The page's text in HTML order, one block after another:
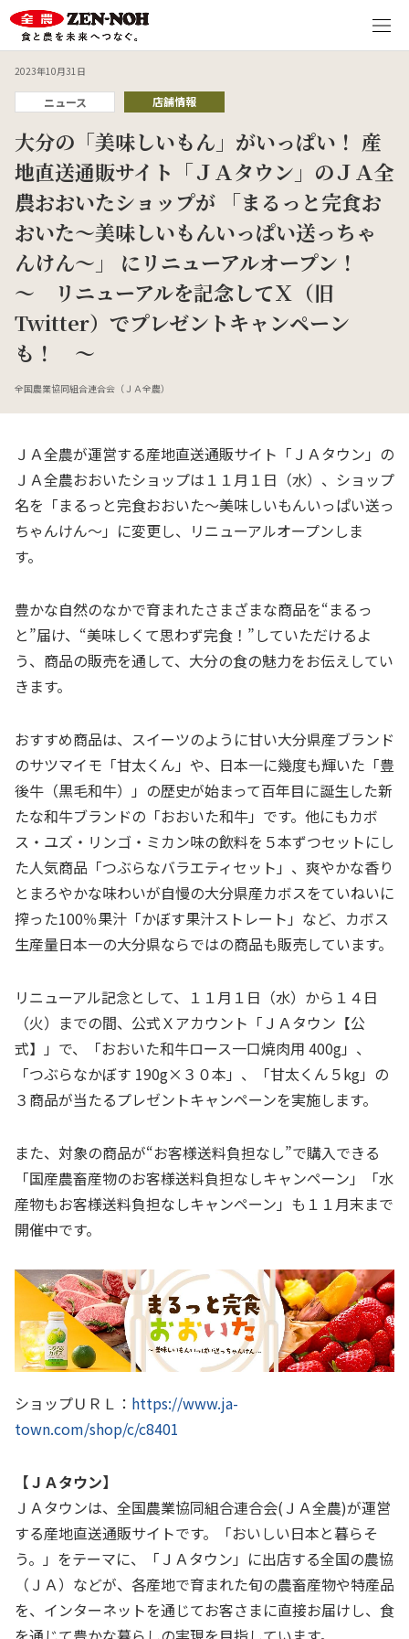
2023年10月31日
ニュース 店舗情報
大分の「美味しいもん」がいっぱい！ 産
地直送通販サイト「ＪＡタウン」のＪＡ全
農おおいたショップが 「まるっと完食お
おいた～美味しいもんいっぱい送っちゃ
んけん～」 にリニューアルオープン！
～ リニューアルを記念してＸ（旧
Twitter）でプレゼントキャンペーン
も！ ～
全国農業協同組合連合会（ＪＡ全農）
ＪＡ全農が運営する産地直送通販サイト「ＪＡタウン」の
ＪＡ全農おおいたショップは１１月１日（水）、ショップ
名を「まるっと完食おおいた～美味しいもんいっぱい送っ
ちゃんけん～」に変更し、リニューアルオープンしま
す。
豊かな自然のなかで育まれたさまざまな商品を“まるっ
と”届け、“美味しくて思わず完食！”していただけるよ
う、商品の販売を通して、大分の食の魅力をお伝えしてい
きます。
おすすめ商品は、スイーツのように甘い大分県産ブランド
のサツマイモ「甘太くん」や、日本一に幾度も輝いた「豊
後牛（黒毛和牛）」の歴史が始まって百年目に誕生した新
たな和牛ブランドの「おおいた和牛」です。他にもカボ
ス・ユズ・リンゴ・ミカン味の飲料を５本ずつセットにし
た人気商品「つぶらなバラエティセット」、爽やかな香り
とまろやかな味わいが自慢の大分県産カボスをていねいに
搾った100％果汁「かぼす果汁ストレート」など、カボス
生産量日本一の大分県ならではの商品も販売しています。
リニューアル記念として、１１月１日（水）から１４日
（火）までの間、公式Ｘアカウント「ＪＡタウン【公
式】」で、「おおいた和牛ロース一口焼肉用 400g」、
「つぶらなかぼす 190g×３０本」、「甘太くん５kg」の
３商品が当たるプレゼントキャンペーンを実施します。
また、対象の商品が“お客様送料負担なし”で購入できる
「国産農畜産物のお客様送料負担なしキャンペーン」「水
産物もお客様送料負担なしキャンペーン」も１１月末まで
開催中です。
ショップＵＲＬ： https://www.ja-
town.com/shop/c/c8401
【ＪＡタウン】
ＪＡタウンは、全国農業協同組合連合会( ＪＡ全農)が運営
する産地直送通販サイトです。「おいしい日本と暮らそ
う。」をテーマに、「ＪＡタウン」に出店する全国の農協
（ＪＡ）などが、各産地で育まれた旬の農畜産物や特産品
を、インターネットを通じてお客さまに直接お届けし、食